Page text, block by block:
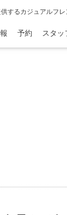
するカジュアルフレ
予約 スタッ